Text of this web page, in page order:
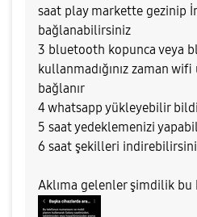
saat play markette gezinip
bağlanabilirsiniz
3 bluetooth kopunca veya
kullanmadığınız zaman
bağlanır
4 whatsapp yükleyebilir
5 saat yedeklemenizi
6 saat şekilleri
Aklıma gelenler şimdilik bu